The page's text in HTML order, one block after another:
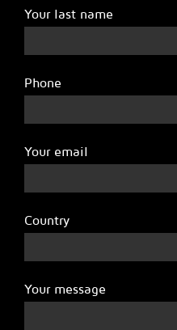
Your last name
Phone
Your email
Country
Your message